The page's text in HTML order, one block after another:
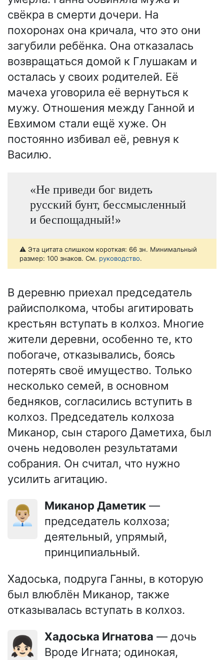
свёкра в смерти дочери. На
похоронах она кричала, что это они
загубили ребёнка. Она отказалась
возвращаться домой к Глушакам и
осталась у своих родителей. Её
мачеха уговорила её вернуться к
мужу. Отношения между Ганной и
Евхимом стали ещё хуже. Он
постоянно избивал её, ревнуя к
Василю.
«Не приведи бог видеть
русский бунт, бессмысленный
и беспощадный!»
⚠️ Эта цитата слишком короткая: 66 зн. Минимальный
размер: 100 знаков. См. руководство.
В деревню приехал председатель
райисполкома, чтобы агитировать
крестьян вступать в колхоз. Многие
жители деревни, особенно те, кто
побогаче, отказывались, боясь
потерять своё имущество. Только
несколько семей, в основном
бедняков, согласились вступить в
колхоз. Председатель колхоза
Миканор, сын старого Даметиха, был
очень недоволен результатами
собрания. Он считал, что нужно
усилить агитацию.
👨🏼‍💼 Миканор Даметик —
председатель колхоза;
деятельный, упрямый,
принципиальный.
Хадоська, подруга Ганны, в которую
был влюблён Миканор, также
отказывалась вступать в колхоз.
👧🏻 Хадоська Игнатова — дочь
Вроде Игната; одинокая,